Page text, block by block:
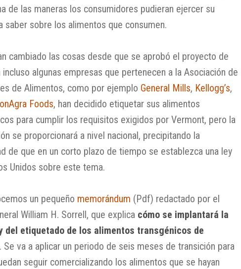
de las maneras los consumidores pudieran ejercer su
saber sobre los alimentos que consumen.
cambiado las cosas desde que se aprobó el proyecto de
incluso algunas empresas que pertenecen a la Asociación de
de Alimentos, como por ejemplo General Mills, Kellogg’s,
Foods, han decidido etiquetar sus alimentos
para cumplir los requisitos exigidos por Vermont, pero la
se proporcionará a nivel nacional, precipitando la
de que en un corto plazo de tiempo se establezca una ley
Unidos sobre este tema.
un pequeño memorándum (Pdf) redactado por el
William H. Sorrell, que explica cómo se implantará la
del etiquetado de los alimentos transgénicos de
. Se va a aplicar un periodo de seis meses de transición para
seguir comercializando los alimentos que se hayan